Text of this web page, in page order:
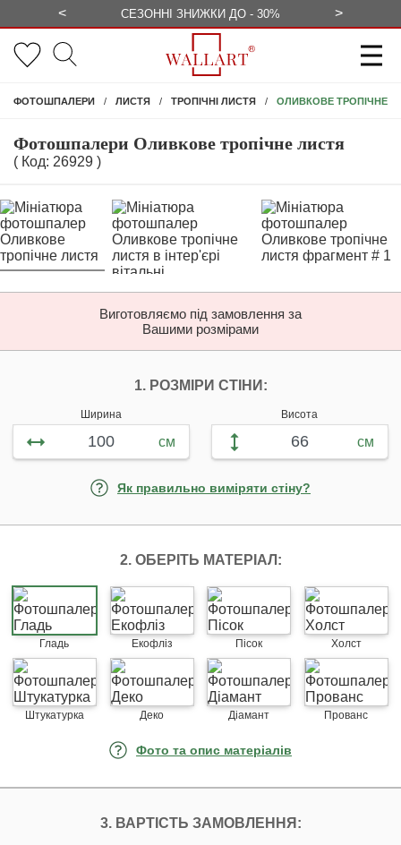
< СЕЗОННІ ЗНИЖКИ ДО - 30% >
ФОТОШПАЛЕРИ ЛИСТЯ ТРОПІЧНІ ЛИСТЯ ОЛИВКОВЕ ТРОПІЧНЕ
Фотошпалери Оливкове тропічне листя
( Код: 26929 )
Виготовляємо під замовлення за
Вашими розмірами
1. РОЗМІРИ СТІНИ:
Ширина
см
Висота
см
Як правильно виміряти стіну?
2. ОБЕРІТЬ МАТЕРІАЛ:
Гладь Екофліз Пісок Холст
Штукатурка Деко Діамант Прованс
Фото та опис матеріалів
3. ВАРТІСТЬ ЗАМОВЛЕННЯ: